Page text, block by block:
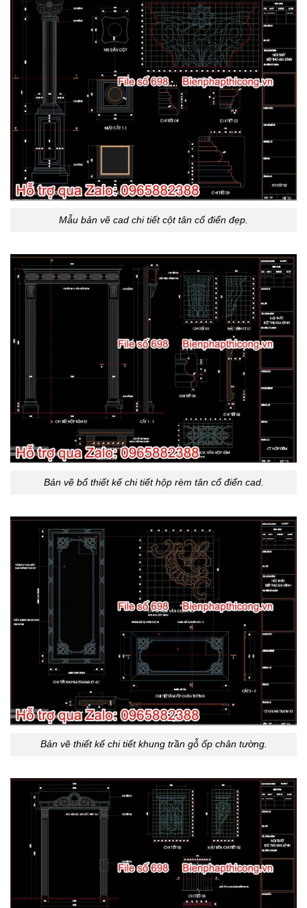
Mẫu bản vẽ cad chi tiết cột tân cổ điển đẹp.
Bản vẽ bổ thiết kế chi tiết hộp rèm tân cổ điển cad.
Bản vẽ thiết kế chi tiết khung trần gỗ ốp chân tường.